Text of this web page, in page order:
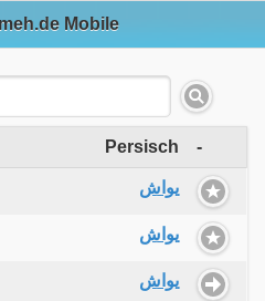
Mobile
Persisch -
یواش
یواش
یواش